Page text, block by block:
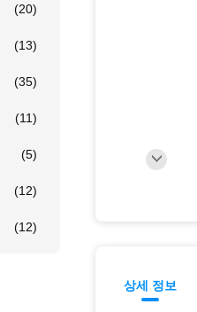
(20)
(13)
(35)
(11)
(5)
(12)
(12)
상세 정보